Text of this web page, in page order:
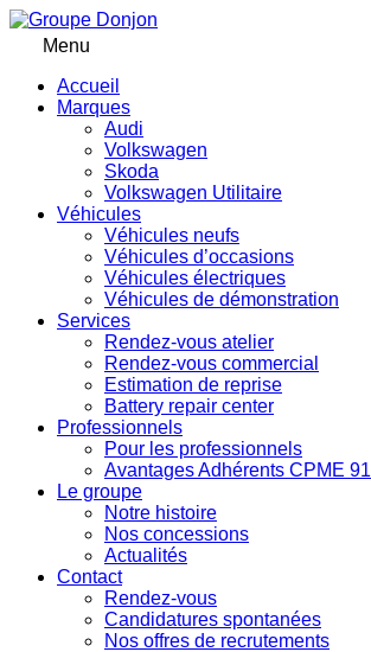
Menu
Accueil
Marques
Audi
Volkswagen
Skoda
Volkswagen Utilitaire
Véhicules
Véhicules neufs
Véhicules d’occasions
Véhicules électriques
Véhicules de démonstration
Services
Rendez-vous atelier
Rendez-vous commercial
Estimation de reprise
Battery repair center
Professionnels
Pour les professionnels
Avantages Adhérents CPME 91
Le groupe
Notre histoire
Nos concessions
Actualités
Contact
Rendez-vous
Candidatures spontanées
Nos offres de recrutements